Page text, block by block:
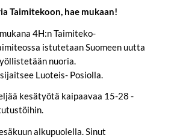
Taimitekoon, hae mukaan!
4H:n Taimiteko-
istutetaan Suomeen uutta
nuoria.
Luoteis- Posiolla.
kesätyötä kaipaavaa 15-28 -
alkupuolella. Sinut